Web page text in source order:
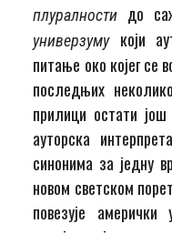
плуралности до
универзумукоји
питање око којег се
последњих
прилици остати
ауторска
синонима за једну
новом светском
повезује амерички